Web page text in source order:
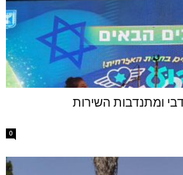
ומתנדבות השירות
0